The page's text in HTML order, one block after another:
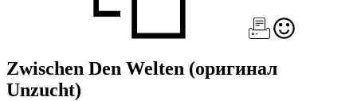
Zwischen Den Welten (оригинал
Unzucht)